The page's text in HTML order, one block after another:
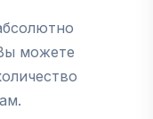
можете